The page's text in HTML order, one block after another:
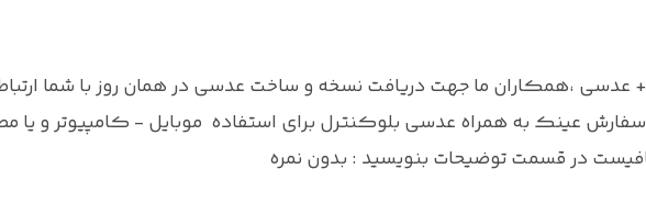
،همکاران ما جهت دریافت نسخه و ساخت عدسی در همان روز با شما
عینک به همراه عدسی بلوکنترل برای استفاده موبایل - کامپیوتر و یا
در قسمت توضیحات بنویسید : بدون نمره